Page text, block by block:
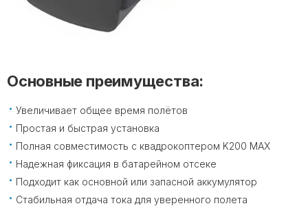
Основные преимущества:
Увеличивает общее время полётов
Простая и быстрая установка
Полная совместимость с квадрокоптером K200 MAX
Надежная фиксация в батарейном отсеке
Подходит как основной или запасной аккумулятор
Стабильная отдача тока для уверенного полета